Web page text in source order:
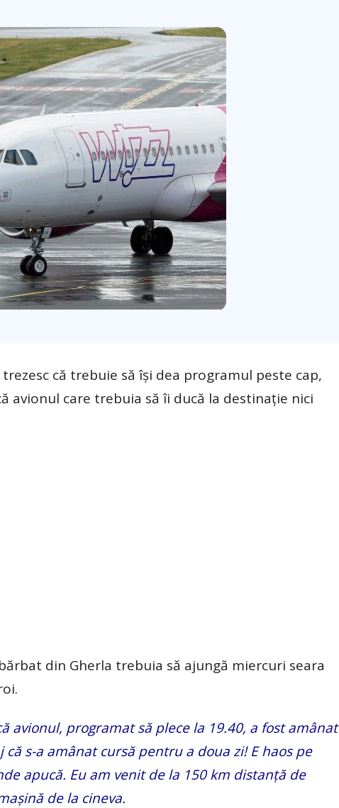
că trebuie să își dea programul peste cap,
avionul care trebuia să îi ducă la destinație nici
din Gherla trebuia să ajungă miercuri seara
avionul, programat să plece la 19.40, a fost amânat
s-a amânat cursă pentru a doua zi! E haos pe
apucă. Eu am venit de la 150 km distanță de
de la cineva.